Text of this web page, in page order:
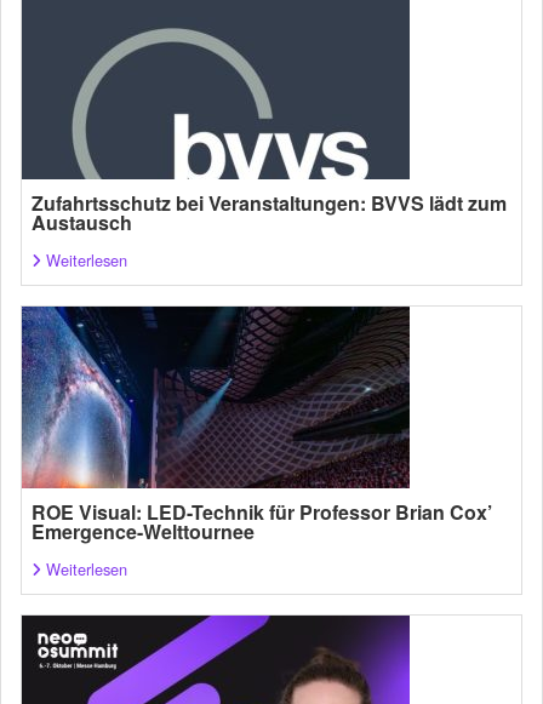
Zufahrtsschutz bei Veranstaltungen: BVVS lädt zum
Austausch
Weiterlesen
ROE Visual: LED-Technik für Professor Brian Cox’
Emergence-Welttournee
Weiterlesen